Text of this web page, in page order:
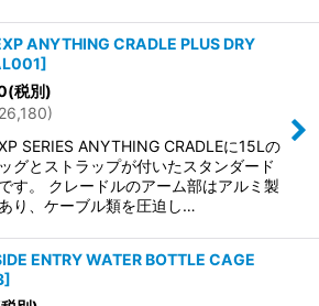
ANYTHING CRADLE PLUS DRY
]
(税別)
26,180)
SERIES ANYTHING CRADLEに15Lの
グとストラップが付いたスタンダード
す。 クレードルのアーム部はアルミ製
り、ケーブル類を圧迫し…
ENTRY WATER BOTTLE CAGE
]